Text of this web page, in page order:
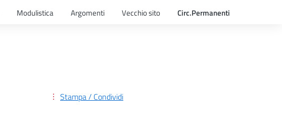
Modulistica Argomenti Vecchio sito Circ.Permanenti
Stampa / Condividi